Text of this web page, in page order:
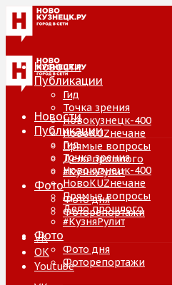
Новости
Публикации
Гид
Точка зрения
Новокузнецк-400
НовоKUZнечане
Прямые вопросы
Дело прошлого
#КузняРулит
Фото
Фото дня
Фоторепортажи
VK
ОК
Youtube
Новости
Публикации
Гид
Точка зрения
Новокузнецк-400
НовоKUZнечане
Прямые вопросы
Дело прошлого
#КузняРулит
Фото
Фото дня
Фоторепортажи